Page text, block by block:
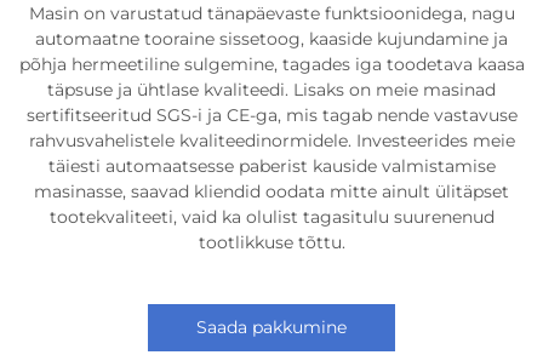
Masin on varustatud tänapäevaste funktsioonidega, nagu
automaatne tooraine sissetoog, kaaside kujundamine ja
põhja hermeetiline sulgemine, tagades iga toodetava kaasa
täpsuse ja ühtlase kvaliteedi. Lisaks on meie masinad
sertifitseeritud SGS-i ja CE-ga, mis tagab nende vastavuse
rahvusvahelistele kvaliteedinormidele. Investeerides meie
täiesti automaatsesse paberist kauside valmistamise
masinasse, saavad kliendid oodata mitte ainult ülitäpset
tootekvaliteeti, vaid ka olulist tagasitulu suurenenud
tootlikkuse tõttu.
Saada pakkumine